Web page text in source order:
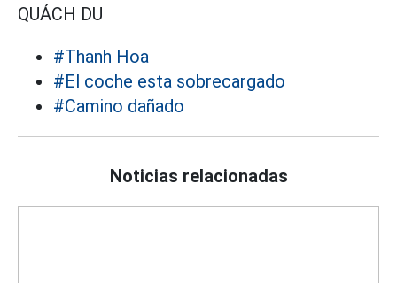
QUÁCH DU
#Thanh Hoa
#El coche esta sobrecargado
#Camino dañado
Noticias relacionadas